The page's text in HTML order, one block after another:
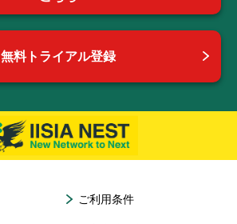
無料トライアル登録
ご利用条件